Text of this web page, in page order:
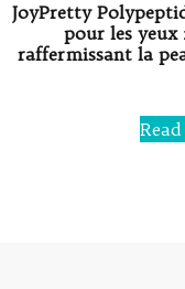
JoyPretty
pour les yeux
raffermissant la
0
out
of